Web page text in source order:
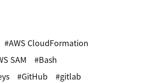
AWS CloudFormation
SAM
Bash
GitHub
gitlab